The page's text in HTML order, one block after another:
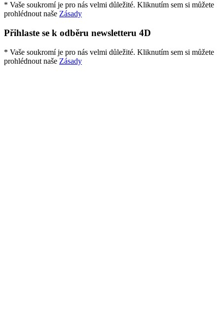
* Vaše soukromí je pro nás velmi důležité. Kliknutím sem si můžete
prohlédnout naše Zásady
Přihlaste se k odběru newsletteru 4D
* Vaše soukromí je pro nás velmi důležité. Kliknutím sem si můžete
prohlédnout naše Zásady